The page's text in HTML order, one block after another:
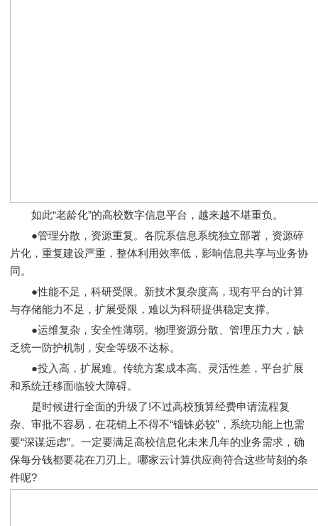
如此“老龄化”的高校数字信息平台，越来越不堪重负。
●管理分散，资源重复。各院系信息系统独立部署，资源碎
片化，重复建设严重，整体利用效率低，影响信息共享与业务协
同。
●性能不足，科研受限。新技术复杂度高，现有平台的计算
与存储能力不足，扩展受限，难以为科研提供稳定支撑。
●运维复杂，安全性薄弱。物理资源分散、管理压力大，缺
乏统一防护机制，安全等级不达标。
●投入高，扩展难。传统方案成本高、灵活性差，平台扩展
和系统迁移面临较大障碍。
是时候进行全面的升级了!不过高校预算经费申请流程复
杂、审批不容易，在花销上不得不“锱铢必较”，系统功能上也需
要“深谋远虑”。一定要满足高校信息化未来几年的业务需求，确
保每分钱都要花在刀刃上。哪家云计算供应商符合这些苛刻的条
件呢?